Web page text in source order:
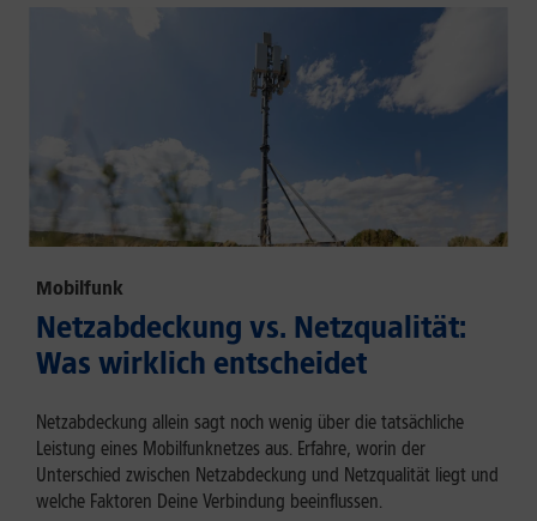
Mobilfunk
Netzabdeckung vs. Netzqualität:
Was wirklich entscheidet
Netzabdeckung allein sagt noch wenig über die tatsächliche
Leistung eines Mobilfunknetzes aus. Erfahre, worin der
Unterschied zwischen Netzabdeckung und Netzqualität liegt und
welche Faktoren Deine Verbindung beeinflussen.